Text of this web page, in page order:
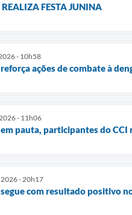
FESTA JUNINA
- 10h58
ações de combate à
- 11h06
pauta, participantes do CCI
- 20h17
com resultado positivo